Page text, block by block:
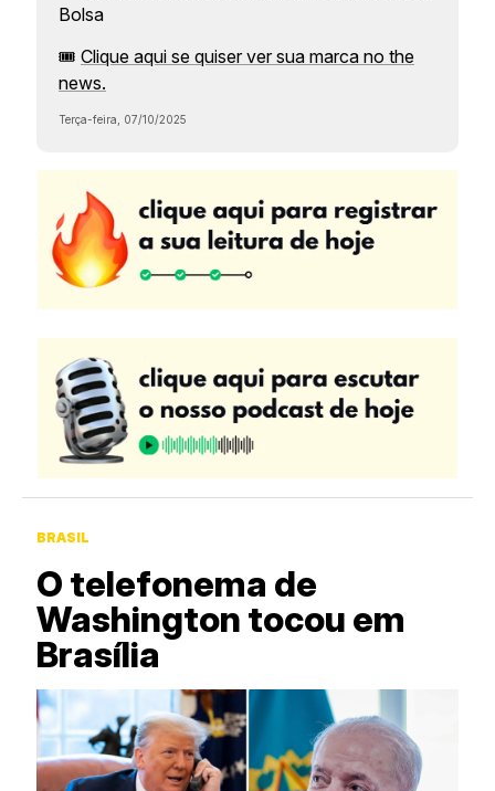
Bolsa
🎟️ Clique aqui se quiser ver sua marca no the
news.
Terça-feira, 07/10/2025
BRASIL
O telefonema de
Washington tocou em
Brasília